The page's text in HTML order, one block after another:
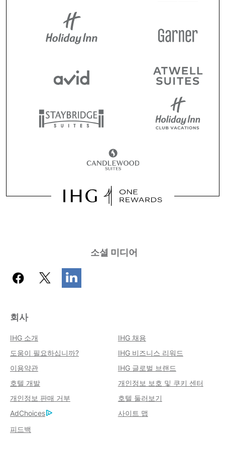
소셜 미디어
회사
IHG 소개
IHG 채용
도움이 필요하십니까?
IHG 비즈니스 리워드
이용약관
IHG 글로벌 브랜드
호텔 개발
개인정보 보호 및 쿠키 센터
개인정보 판매 거부
호텔 둘러보기
AdChoices
사이트 맵
피드백